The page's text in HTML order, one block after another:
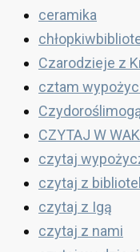
ceramika
Czarodzieje z
cztam
CZYTAJ W
czytaj
czytaj z
czytaj z Igą
czytaj z nami